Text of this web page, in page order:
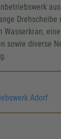
Drehscheibe
Wasserkran,
sowie diverse
Adorf